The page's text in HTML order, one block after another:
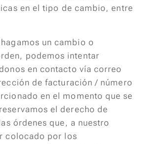
en el tipo de cambio, entre
un cambio o
podemos intentar
en contacto vía correo
de facturación / número
en el momento que se
el derecho de
órdenes que, a nuestro
colocado por los